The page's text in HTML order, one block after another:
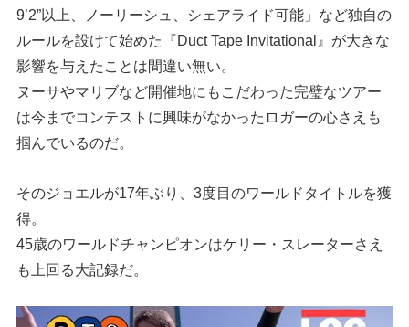
9’2”以上、ノーリーシュ、シェアライド可能」など独自の
ルールを設けて始めた『Duct Tape Invitational』が大きな
影響を与えたことは間違い無い。
ヌーサやマリブなど開催地にもこだわった完璧なツアー
は今までコンテストに興味がなかったロガーの心さえも
掴んでいるのだ。
そのジョエルが17年ぶり、3度目のワールドタイトルを獲
得。
45歳のワールドチャンピオンはケリー・スレーターさえ
も上回る大記録だ。
FOLLOW US ON